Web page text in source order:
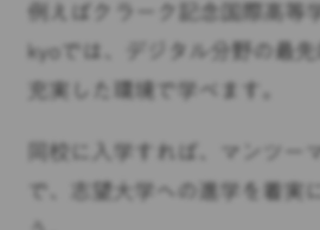
例えばクラーク記念国際高等
kyoでは、デジタル分野の最先
充実した環境で学べます。
同校に入学すれば、マンツー
で、志望大学への進学を着実